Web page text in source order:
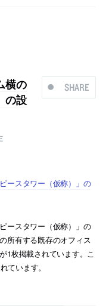
SHARE
横の
の設
ースタワー（仮称）」の
ースタワー（仮称）」の
所有する既存のオフィス
1枚掲載されています。こ
ています。